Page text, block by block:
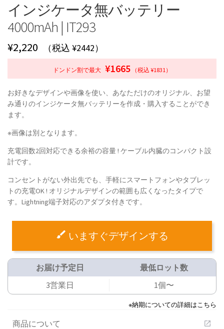
インジケータ無バッテリー
4000mAh | IT293
¥2,220 （税込 ¥2442）
ドンドン割で最大 ¥1665 （税込 ¥1831）
お好きなデザインや画像を使い、あなただけのオリジナル、お望
み通りのインジケータ無バッテリーを作成・購入することができ
ます。
※画像は別となります。
充電回数2回対応できる余裕の容量 ! ケーブル内臓のコンパクト設
計です。
コンセントがない外出先でも、手軽にスマートフォンやタブレッ
トの充電OK ! オリジナルデザインの範囲も広くなったタイプで
す。Lightning端子対応のアダプタ付きです。
いますぐデザインする
お届け予定日
3営業日
最低ロット数
1個〜
※納期についての詳細はこちら
商品について open_in_new